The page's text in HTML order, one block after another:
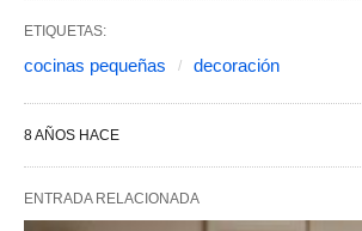
ETIQUETAS:
cocinas pequeñas decoración
8 AÑOS HACE
ENTRADA RELACIONADA